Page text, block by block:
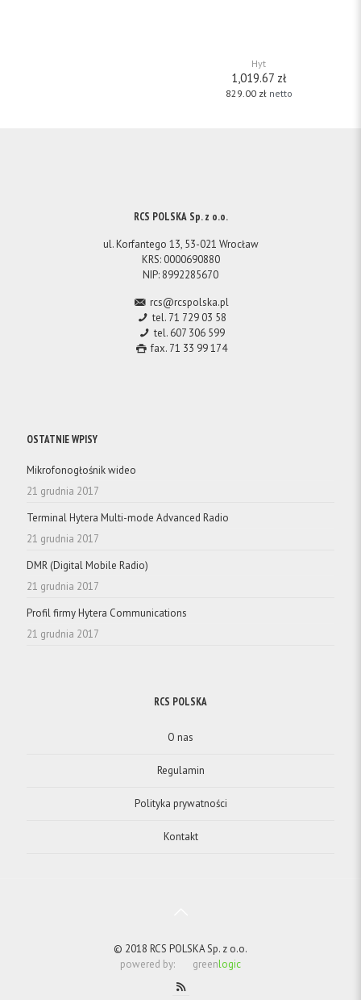
Hyt
1,019.67 zł
829.00 złnetto
RCS POLSKA Sp. z o.o.
ul. Korfantego 13, 53-021 Wrocław
KRS: 0000690880
NIP: 8992285670
rcs@rcspolska.pl
tel. 71 729 03 58
tel. 607 306 599
fax. 71 33 99 174
OSTATNIE WPISY
Mikrofonogłośnik wideo
21 grudnia 2017
Terminal Hytera Multi-mode Advanced Radio
21 grudnia 2017
DMR (Digital Mobile Radio)
21 grudnia 2017
Profil firmy Hytera Communications
21 grudnia 2017
RCS POLSKA
O nas
Regulamin
Polityka prywatności
Kontakt
© 2018 RCS POLSKA Sp. z o.o.
powered by:
greenlogic